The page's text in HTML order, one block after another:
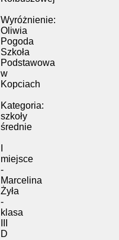
Wyróżnienie:
Oliwia
Pogoda
Szkoła
Podstawowa
w
Kopciach
Kategoria:
szkoły
średnie
miejsce
-
Marcelina
Żyła
-
klasa
D